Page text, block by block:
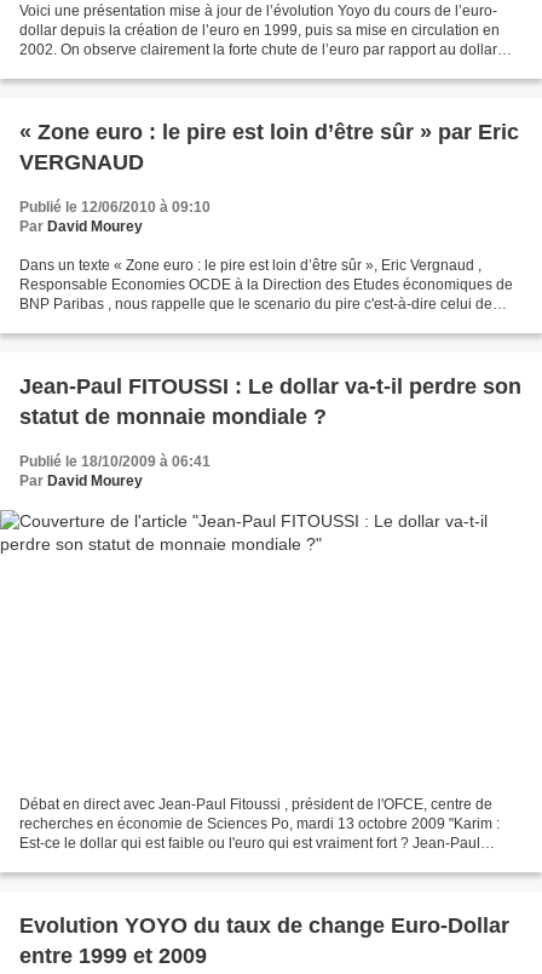
Voici une présentation mise à jour de l’évolution Yoyo du cours de l’euro-
dollar depuis la création de l’euro en 1999, puis sa mise en circulation en
2002. On observe clairement la forte chute de l’euro par rapport au dollar
« Zone euro : le pire est loin d’être sûr » par Eric
VERGNAUD
Publié le 12/06/2010 à 09:10
Par David Mourey
Dans un texte « Zone euro : le pire est loin d’être sûr », Eric Vergnaud ,
Responsable Economies OCDE à la Direction des Etudes économiques de
BNP Paribas , nous rappelle que le scenario du pire c'est-à-dire celui de
Jean-Paul FITOUSSI : Le dollar va-t-il perdre son
statut de monnaie mondiale ?
Publié le 18/10/2009 à 06:41
Par David Mourey
Débat en direct avec Jean-Paul Fitoussi , président de l'OFCE, centre de
recherches en économie de Sciences Po, mardi 13 octobre 2009 "Karim :
Est-ce le dollar qui est faible ou l'euro qui est vraiment fort ? Jean-Paul
Evolution YOYO du taux de change Euro-Dollar
entre 1999 et 2009